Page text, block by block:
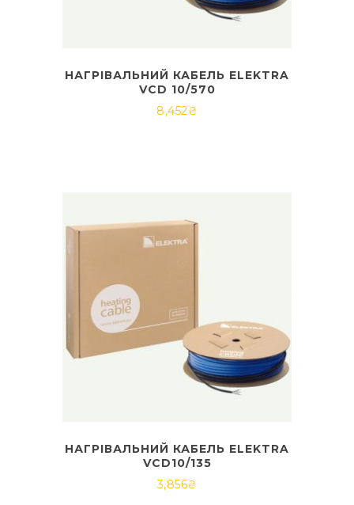
НАГРІВАЛЬНИЙ КАБЕЛЬ ELEKTRA
VCD 10/570
8,452₴
НАГРІВАЛЬНИЙ КАБЕЛЬ ELEKTRA
VCD10/135
3,856₴